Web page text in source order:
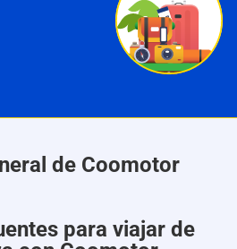
de Coomotor
para viajar de